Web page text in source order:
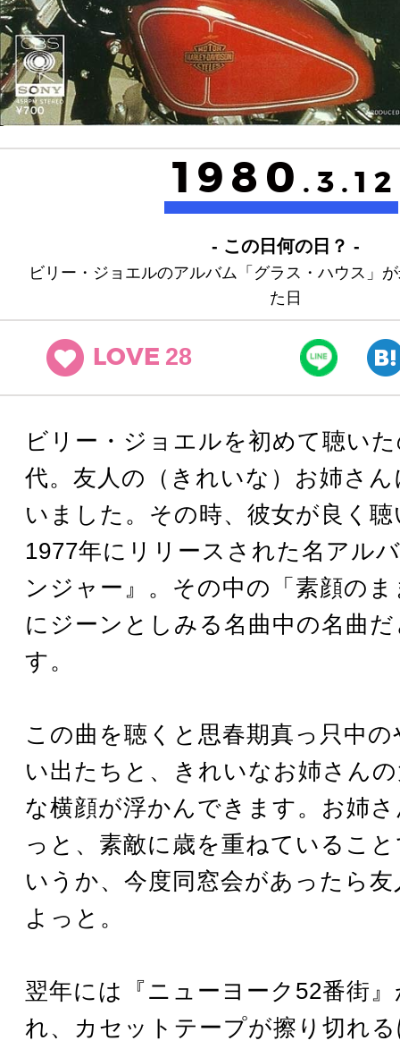
1980 .3.12
- この日何の日？ -
ビリー・ジョエルのアルバム「グラス・ハウス」
た日
LOVE 28
ビリー・ジョエルを初めて聴い
代。友人の（きれいな）お姉さ
いました。その時、彼女が良く
1977年にリリースされた名アル
ンジャー』。その中の「素顔の
にジーンとしみる名曲中の名曲
す。
この曲を聴くと思春期真っ只中
い出たちと、きれいなお姉さん
な横顔が浮かんできます。お姉
っと、素敵に歳を重ねているこ
いうか、今度同窓会があったら
よっと。
翌年には『ニューヨーク52番街
れ、カセットテープが擦り切れ